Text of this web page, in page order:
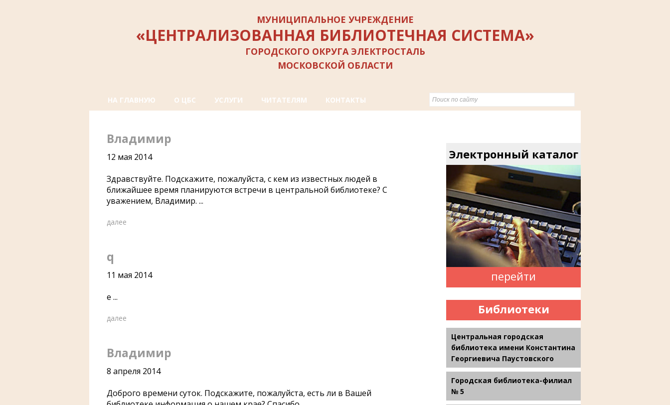
МУНИЦИПАЛЬНОЕ УЧРЕЖДЕНИЕ
«ЦЕНТРАЛИЗОВАННАЯ БИБЛИОТЕЧНАЯ СИСТЕМА»
ГОРОДСКОГО ОКРУГА ЭЛЕКТРОСТАЛЬ
МОСКОВСКОЙ ОБЛАСТИ
НА ГЛАВНУЮ О ЦБС УСЛУГИ ЧИТАТЕЛЯМ КОНТАКТЫ
Владимир
12 мая 2014
Здравствуйте. Подскажите, пожалуйста, с кем из известных людей в
ближайшее время планируются встречи в центральной библиотеке? С
уважением, Владимир. ...
далее
q
11 мая 2014
e ...
далее
Владимир
8 апреля 2014
Доброго времени суток. Подскажите, пожалуйста, есть ли в Вашей
Электронный каталог
перейти
Библиотеки
Центральная городская
библиотека имени Константина
Георгиевича Паустовского
Городская библиотека-филиал
№ 5